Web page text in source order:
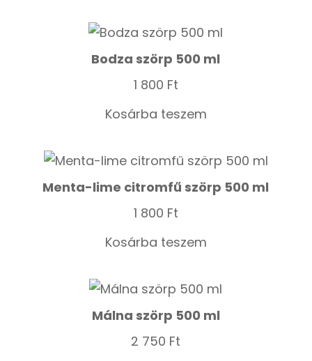
Bodza szörp 500 ml
1 800 Ft
Kosárba teszem
Menta-lime citromfű szörp 500 ml
1 800 Ft
Kosárba teszem
Málna szörp 500 ml
2 750 Ft